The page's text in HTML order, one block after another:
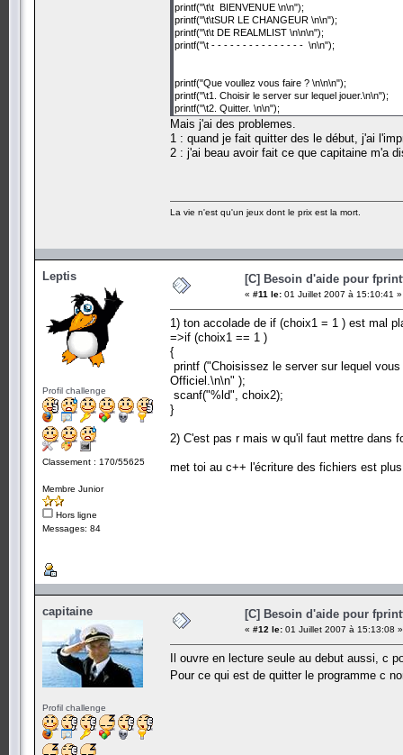
printf("\t\t BIENVENUE \n\n");
printf("\t\tSUR LE CHANGEUR \n\n");
printf("\t\t DE REALMLIST \n\n\n");
printf("\t - - - - - - - - - - - - - - - \n\n");
printf("Que voullez vous faire ? \n\n\n");
printf("\t1. Choisir le server sur lequel jouer.\n\n");
printf("\t2. Quitter. \n\n");
scanf("%ld", &choix1);
if (choix1 == 1 ) { printf ("Choisissez le server sur
scanf("%ld", choix2);
printf ("Votre jeu a était configurer pour jouer sur
}
else if ( choix2 == 2 )
printf ("Votre jeu a était configurer pour jouer sur
fprintf(realmlist, "set realmlist
fclose(realmlist);
}
else if ( choix2 == 3 )
printf ("Votre jeu a était configurer pour jouer sur
fprintf(realmlist, "set realmlist
fclose(realmlist);
}
system("PAUSE");
return 0;
}
Mais j'ai des problemes.
1 : quand je fait quitter des le début, j'ai
2 : j'ai beau avoir fait ce que capitaine m'a
La vie n'est qu'un jeux dont le prix est la mort.
Leptis
Profil challenge
Classement : 170/55625
Membre Junior
Hors ligne
Messages: 84
[C] Besoin d'aide pour
« #11 le: 01 Juillet 2007 à 15:10:41 »
1) ton accolade de if (choix1 = 1 ) est mal
=>if (choix1 == 1 )
{
printf ("Choisissez le server sur lequel
Officiel.\n\n" );
scanf("%ld", choix2);
}
2) C'est pas r mais w qu'il faut mettre dans
met toi au c++ l'écriture des fichiers est
capitaine
Profil challenge
[C] Besoin d'aide pour
« #12 le: 01 Juillet 2007 à 15:13:08 »
Il ouvre en lecture seule au debut aussi, c
Pour ce qui est de quitter le programme c